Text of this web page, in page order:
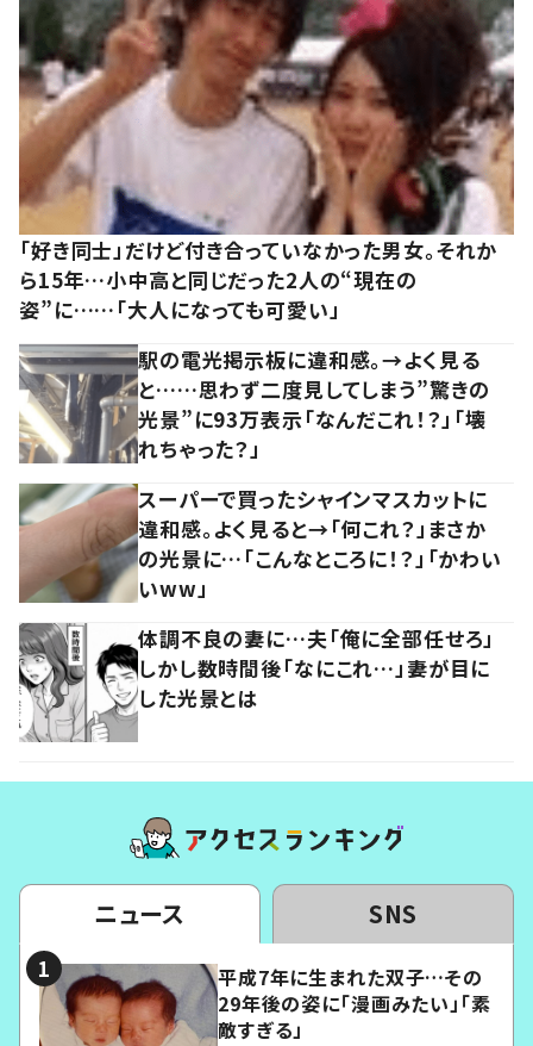
「好き同士」だけど付き合っていなかった男女。それか
ら15年…小中高と同じだった2人の“現在の
姿”に……「大人になっても可愛い」
駅の電光掲示板に違和感。→よく見る
と……思わず二度見してしまう”驚きの
光景”に93万表示「なんだこれ！？」「壊
れちゃった？」
スーパーで買ったシャインマスカットに
違和感。よく見ると→「何これ？」まさか
の光景に…「こんなところに！？」「かわい
いww」
体調不良の妻に…夫「俺に全部任せろ」
しかし数時間後「なにこれ…」妻が目に
した光景とは
ニュース SNS
平成7年に生まれた双子…その
29年後の姿に「漫画みたい」「素
敵すぎる」